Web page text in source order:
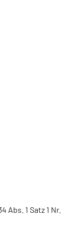
1 Satz 1 Nr.